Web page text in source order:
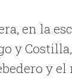
en la
y
y